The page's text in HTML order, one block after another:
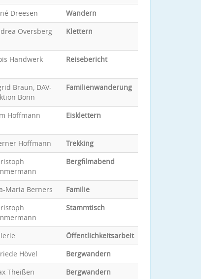
Dreesen
Wandern
Oversberg Klettern
Handwerk Reisebericht
Braun, DAV-
Bonn
Familienwanderung
Hoffmann Eisklettern
Hoffmann
Trekking
Bergfilmabend
Maria Berners
Familie
Stammtisch
Öffentlichkeitsarbeit
Hövel
Bergwandern
Theißen Bergwandern